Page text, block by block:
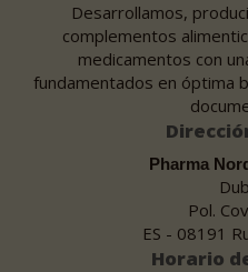
Desarrollamos,
complementos
medicamentos con
fundamentados en óptima
Pharma
Pol.
ES - 08191
Horario